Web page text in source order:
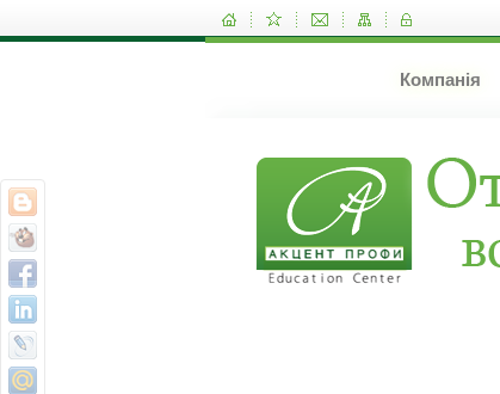
Компанія